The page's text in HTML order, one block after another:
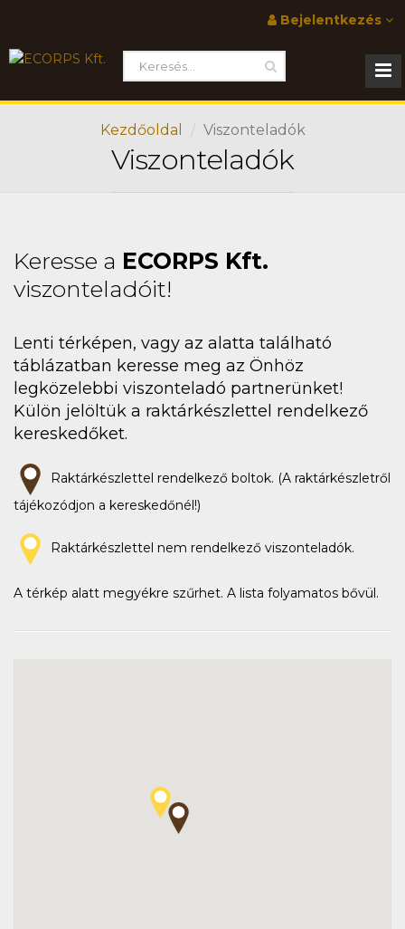
Bejelentkezés
Kezdőoldal Viszonteladók
Viszonteladók
Keresse a ECORPS Kft.
viszonteladóit!
Lenti térképen, vagy az alatta található
táblázatban keresse meg az Önhöz
legközelebbi viszonteladó partnerünket!
Külön jelöltük a raktárkészlettel rendelkező
kereskedőket.
Raktárkészlettel rendelkező boltok. (A raktárkészletről
tájékozódjon a kereskedőnél!)
Raktárkészlettel nem rendelkező viszonteladók.
A térkép alatt megyékre szűrhet. A lista folyamatos bővül.